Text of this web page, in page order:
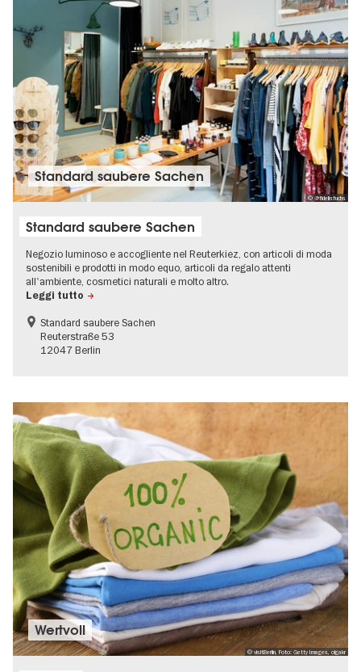
© @fidelisfuchs
Standard saubere Sachen
Standard saubere Sachen
Negozio luminoso e accogliente nel Reuterkiez, con articoli di moda
sostenibili e prodotti in modo equo, articoli da regalo attenti
all'ambiente, cosmetici naturali e molto altro.
Leggi tutto
Standard saubere Sachen
Reuterstraße 53
12047 Berlin
© visitBerlin, Foto: Getty Images, olgakr
Wertvoll